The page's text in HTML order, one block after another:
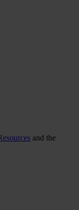
and the